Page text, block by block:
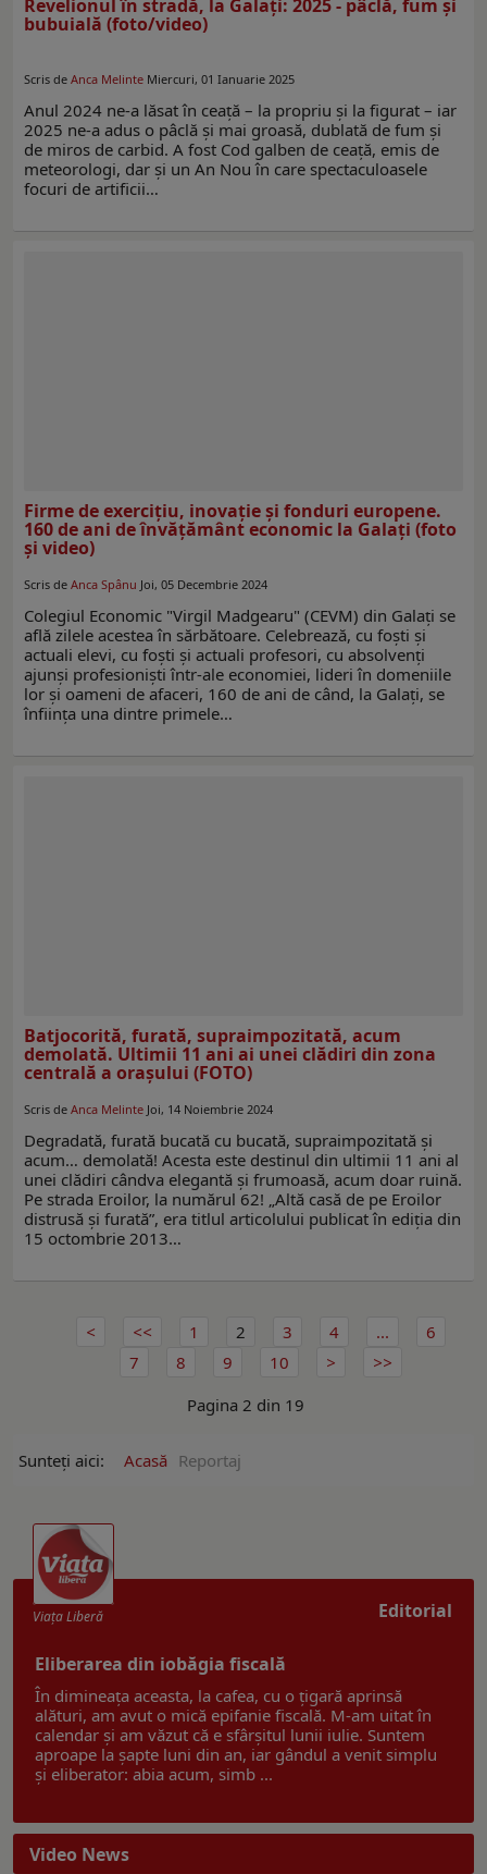
Revelionul în stradă, la Galaţi: 2025 - pâclă, fum şi
bubuială (foto/video)
Scris de Anca Melinte Miercuri, 01 Ianuarie 2025
Anul 2024 ne-a lăsat în ceaţă – la propriu şi la figurat – iar
2025 ne-a adus o pâclă şi mai groasă, dublată de fum şi
de miros de carbid. A fost Cod galben de ceaţă, emis de
meteorologi, dar şi un An Nou în care spectaculoasele
focuri de artificii…
Firme de exerciţiu, inovaţie şi fonduri europene.
160 de ani de învăţământ economic la Galaţi (foto
și video)
Scris de Anca Spânu Joi, 05 Decembrie 2024
Colegiul Economic "Virgil Madgearu" (CEVM) din Galaţi se
află zilele acestea în sărbătoare. Celebrează, cu foşti şi
actuali elevi, cu foşti şi actuali profesori, cu absolvenţi
ajunşi profesionişti într-ale economiei, lideri în domeniile
lor şi oameni de afaceri, 160 de ani de când, la Galaţi, se
înfiinţa una dintre primele…
Batjocorită, furată, supraimpozitată, acum
demolată. Ultimii 11 ani ai unei clădiri din zona
centrală a oraşului (FOTO)
Scris de Anca Melinte Joi, 14 Noiembrie 2024
Degradată, furată bucată cu bucată, supraimpozitată şi
acum… demolată! Acesta este destinul din ultimii 11 ani al
unei clădiri cândva elegantă şi frumoasă, acum doar ruină.
Pe strada Eroilor, la numărul 62! „Altă casă de pe Eroilor
distrusă şi furată”, era titlul articolului publicat în ediţia din
15 octombrie 2013…
1 2 3 4 ...
6
7
8 9
10
Pagina 2 din 19
Sunteți aici: Acasă Reportaj
Editorial
Viaţa Liberă
Eliberarea din iobăgia fiscală
În dimineața aceasta, la cafea, cu o țigară aprinsă
alături, am avut o mică epifanie fiscală. M-am uitat în
calendar și am văzut că e sfârșitul lunii iulie. Suntem
aproape la șapte luni din an, iar gândul a venit simplu
și eliberator: abia acum, simb ...
Video News